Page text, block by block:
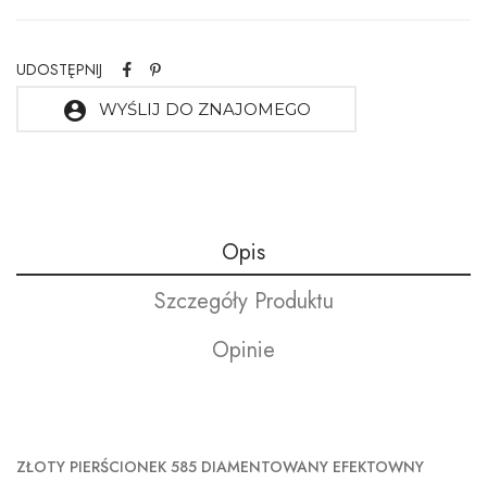
UDOSTĘPNIJ
account_circle WYŚLIJ DO ZNAJOMEGO
Opis
Szczegóły Produktu
Opinie
ZŁOTY PIERŚCIONEK 585 DIAMENTOWANY EFEKTOWNY